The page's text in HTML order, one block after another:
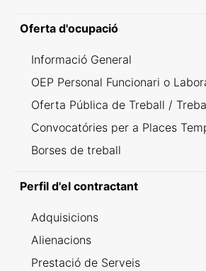
Oferta d'ocupació
Informació General
OEP Personal Funcionari o
Oferta Pública de Treball /
Convocatóries per a Places
Borses de treball
Perfil d'el contractant
Adquisicions
Alienacions
Prestació de Serveis